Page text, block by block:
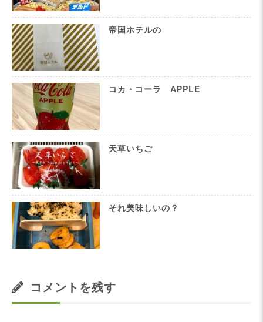
帝国ホテルの
コカ・コーラ APPLE
天草いちご
それ美味しいの？
コメントを残す